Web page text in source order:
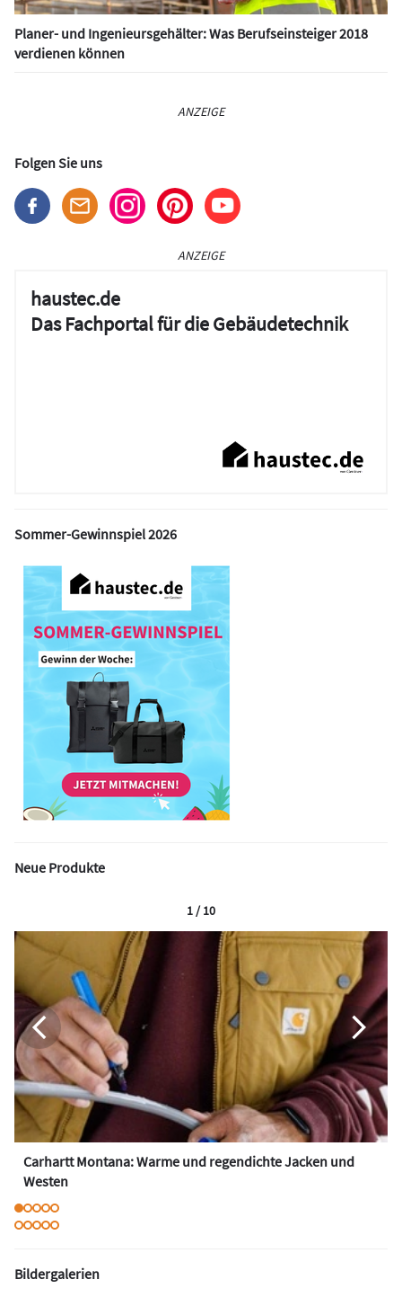
Planer- und Ingenieursgehälter: Was Berufseinsteiger 2018
verdienen können
ANZEIGE
Folgen Sie uns
ANZEIGE
haustec.de
Das Fachportal für die Gebäudetechnik
Sommer-Gewinnspiel 2026
Neue Produkte
Carhartt Montana: Warme und regendichte Jacken und
Westen
1 / 10
Bildergalerien